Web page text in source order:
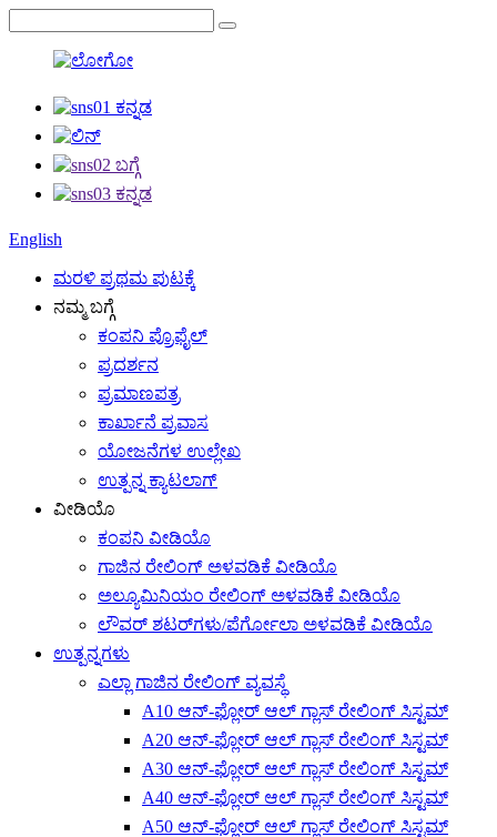
English
ಮರಳಿ ಪ್ರಥಮ ಪುಟಕ್ಕೆ
ನಮ್ಮ ಬಗ್ಗೆ
ಕಂಪನಿ ಪ್ರೊಫೈಲ್
ಪ್ರದರ್ಶನ
ಪ್ರಮಾಣಪತ್ರ
ಕಾರ್ಖಾನೆ ಪ್ರವಾಸ
ಯೋಜನೆಗಳ ಉಲ್ಲೇಖ
ಉತ್ಪನ್ನ ಕ್ಯಾಟಲಾಗ್
ವೀಡಿಯೊ
ಕಂಪನಿ ವೀಡಿಯೊ
ಗಾಜಿನ ರೇಲಿಂಗ್ ಅಳವಡಿಕೆ ವೀಡಿಯೊ
ಅಲ್ಯೂಮಿನಿಯಂ ರೇಲಿಂಗ್ ಅಳವಡಿಕೆ ವೀಡಿಯೊ
ಲೌವರ್ ಶಟರ್‌ಗಳು/ಪೆರ್ಗೋಲಾ ಅಳವಡಿಕೆ ವೀಡಿಯೊ
ಉತ್ಪನ್ನಗಳು
ಎಲ್ಲಾ ಗಾಜಿನ ರೇಲಿಂಗ್ ವ್ಯವಸ್ಥೆ
A10 ಆನ್-ಫ್ಲೋರ್ ಆಲ್ ಗ್ಲಾಸ್ ರೇಲಿಂಗ್ ಸಿಸ್ಟಮ್
A20 ಆನ್-ಫ್ಲೋರ್ ಆಲ್ ಗ್ಲಾಸ್ ರೇಲಿಂಗ್ ಸಿಸ್ಟಮ್
A30 ಆನ್-ಫ್ಲೋರ್ ಆಲ್ ಗ್ಲಾಸ್ ರೇಲಿಂಗ್ ಸಿಸ್ಟಮ್
A40 ಆನ್-ಫ್ಲೋರ್ ಆಲ್ ಗ್ಲಾಸ್ ರೇಲಿಂಗ್ ಸಿಸ್ಟಮ್
A50 ಆನ್-ಫ್ಲೋರ್ ಆಲ್ ಗ್ಲಾಸ್ ರೇಲಿಂಗ್ ಸಿಸ್ಟಮ್